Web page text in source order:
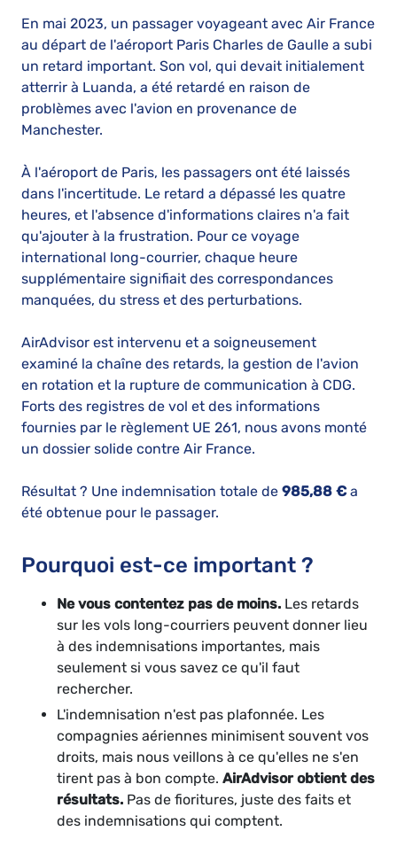
En mai 2023, un passager voyageant avec Air France
au départ de l'aéroport Paris Charles de Gaulle a subi
un retard important. Son vol, qui devait initialement
atterrir à Luanda, a été retardé en raison de
problèmes avec l'avion en provenance de
Manchester.
À l'aéroport de Paris, les passagers ont été laissés
dans l'incertitude. Le retard a dépassé les quatre
heures, et l'absence d'informations claires n'a fait
qu'ajouter à la frustration. Pour ce voyage
international long-courrier, chaque heure
supplémentaire signifiait des correspondances
manquées, du stress et des perturbations.
AirAdvisor est intervenu et a soigneusement
examiné la chaîne des retards, la gestion de l'avion
en rotation et la rupture de communication à CDG.
Forts des registres de vol et des informations
fournies par le règlement UE 261, nous avons monté
un dossier solide contre Air France.
Résultat ? Une indemnisation totale de 985,88 € a
été obtenue pour le passager.
Pourquoi est-ce important ?
Ne vous contentez pas de moins. Les retards
sur les vols long-courriers peuvent donner lieu
à des indemnisations importantes, mais
seulement si vous savez ce qu'il faut
rechercher.
L'indemnisation n'est pas plafonnée. Les
compagnies aériennes minimisent souvent vos
droits, mais nous veillons à ce qu'elles ne s'en
tirent pas à bon compte. AirAdvisor obtient des
résultats. Pas de fioritures, juste des faits et
des indemnisations qui comptent.